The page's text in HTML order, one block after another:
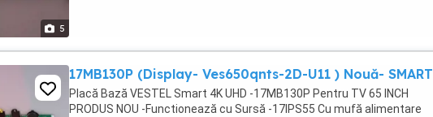
5
17MB130P (Display- Ves650qnts-2D-U11 ) Nouă- SMART
Placă Bază VESTEL Smart 4K UHD -17MB130P Pentru TV 65 INCH
PRODUS NOU -Functionează cu Sursă -17IPS55 Cu mufă alimentare